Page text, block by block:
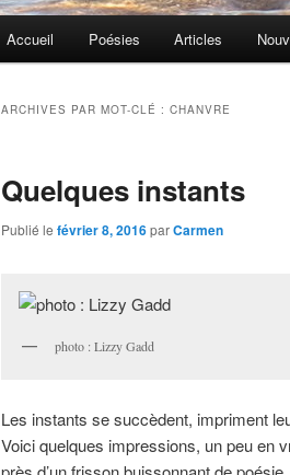
Accueil Poésies Articles
ARCHIVES PAR MOT-CLÉ : CHANVRE
Quelques instants
Publié le février 8, 2016parCarmen
photo : Lizzy Gadd
Les instants se succèdent, impriment
Voici quelques impressions, un peu en